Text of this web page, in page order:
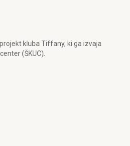
kluba Tiffany, ki ga izvaja
(ŠKUC).